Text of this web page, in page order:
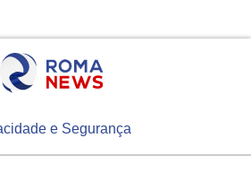
e Segurança